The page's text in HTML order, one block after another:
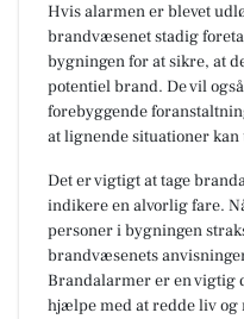
Hvis alarmen er blevet
brandvæsenet stadig
bygningen for at sikre, at
potentiel brand. De vil
forebyggende
at lignende situationer
Det er vigtigt at tage
indikere en alvorlig fare.
personer i bygningen
brandvæsenets
Brandalarmer er en vigtig
hjælpe med at redde liv